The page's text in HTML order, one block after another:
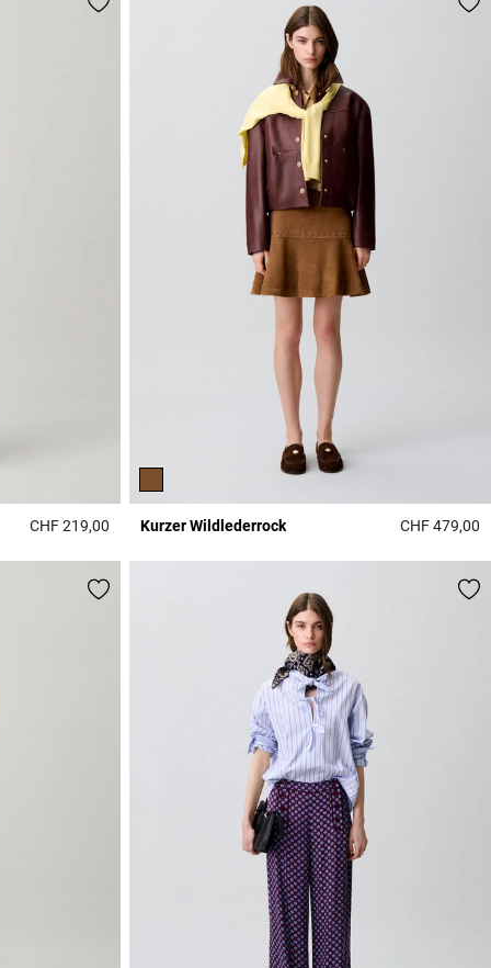
CHF 219,00 4.7 out of 5 Customer Rating
Kurzer Wildlederrock CHF 479,00